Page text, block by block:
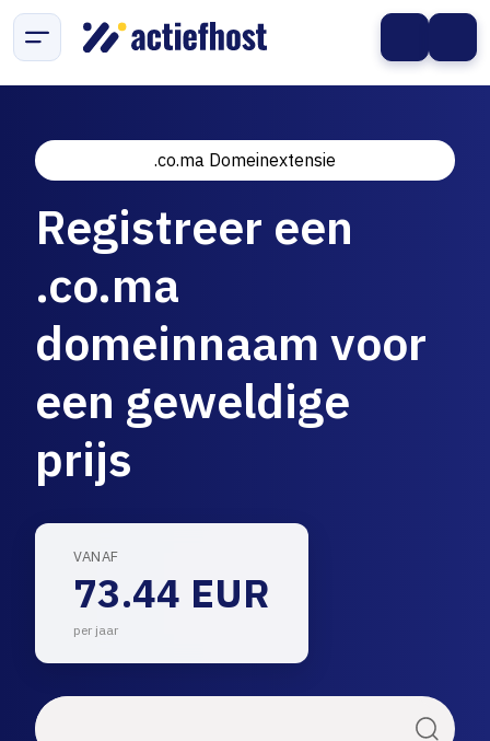
.co.ma Domeinextensie
Registreer een
.co.ma
domeinnaam voor
een geweldige
prijs
VANAF
73.44 EUR
per jaar